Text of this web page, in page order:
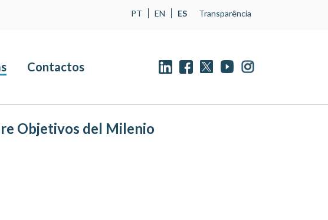
PT EN ES Transparência
Contactos
Objetivos del Milenio